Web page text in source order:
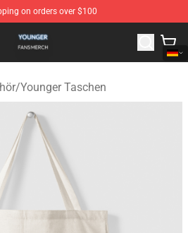
on orders over $100
Younger Merchandise Store
/Younger Taschen